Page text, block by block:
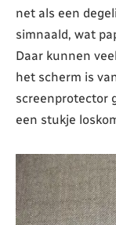
net als een
simnaald, wat
Daar kunnen
het scherm is
screenprotector
een stukje